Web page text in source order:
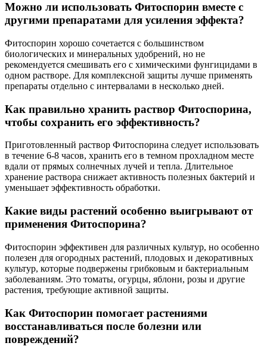
Можно ли использовать Фитоспорин вместе с
другими препаратами для усиления эффекта?
Фитоспорин хорошо сочетается с большинством
биологических и минеральных удобрений, но не
рекомендуется смешивать его с химическими фунгицидами в
одном растворе. Для комплексной защиты лучше применять
препараты отдельно с интервалами в несколько дней.
Как правильно хранить раствор Фитоспорина,
чтобы сохранить его эффективность?
Приготовленный раствор Фитоспорина следует использовать
в течение 6-8 часов, хранить его в темном прохладном месте
вдали от прямых солнечных лучей и тепла. Длительное
хранение раствора снижает активность полезных бактерий и
уменьшает эффективность обработки.
Какие виды растений особенно выигрывают от
применения Фитоспорина?
Фитоспорин эффективен для различных культур, но особенно
полезен для огородных растений, плодовых и декоративных
культур, которые подвержены грибковым и бактериальным
заболеваниям. Это томаты, огурцы, яблони, розы и другие
растения, требующие активной защиты.
Как Фитоспорин помогает растениями
восстанавливаться после болезни или
повреждений?